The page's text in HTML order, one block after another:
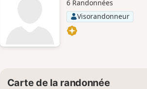
6 Randonnées
Visorandonneur
Carte de la randonnée